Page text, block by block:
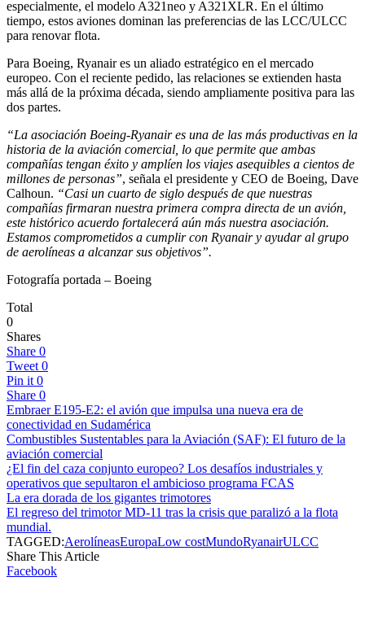
especialmente, el modelo A321neo y A321XLR. En el último
tiempo, estos aviones dominan las preferencias de las LCC/ULCC
para renovar flota.
Para Boeing, Ryanair es un aliado estratégico en el mercado
europeo. Con el reciente pedido, las relaciones se extienden hasta
más allá de la próxima década, siendo ampliamente positiva para las
dos partes.
“La asociación Boeing-Ryanair es una de las más productivas en la
historia de la aviación comercial, lo que permite que ambas
compañías tengan éxito y amplíen los viajes asequibles a cientos de
millones de personas”, señala el presidente y CEO de Boeing, Dave
Calhoun. “Casi un cuarto de siglo después de que nuestras
compañías firmaran nuestra primera compra directa de un avión,
este histórico acuerdo fortalecerá aún más nuestra asociación.
Estamos comprometidos a cumplir con Ryanair y ayudar al grupo
de aerolíneas a alcanzar sus objetivos”.
Fotografía portada – Boeing
Total
0
Shares
Share 0
Tweet 0
Pin it 0
Share 0
Embraer E195-E2: el avión que impulsa una nueva era de
conectividad en Sudamérica
Combustibles Sustentables para la Aviación (SAF): El futuro de la
aviación comercial
¿El fin del caza conjunto europeo? Los desafíos industriales y
operativos que sepultaron el ambicioso programa FCAS
La era dorada de los gigantes trimotores
El regreso del trimotor MD-11 tras la crisis que paralizó a la flota
mundial.
TAGGED:AerolíneasEuropaLow costMundoRyanairULCC
Share This Article
Facebook